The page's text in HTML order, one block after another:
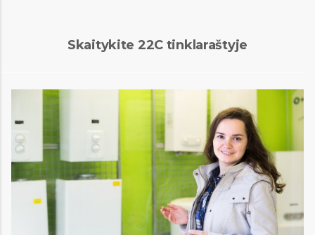
Skaitykite 22C tinklaraštyje